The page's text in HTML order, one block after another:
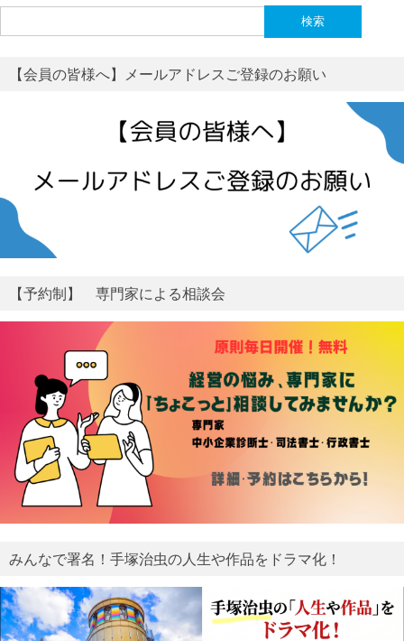
索:
【会員の皆様へ】メールアドレスご登録のお願い
【予約制】 専門家による相談会
みんなで署名！手塚治虫の人生や作品をドラマ化！